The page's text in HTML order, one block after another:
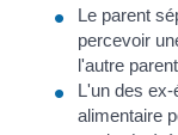
Le parent
percevoir
l'autre
L'un des
alimentaire